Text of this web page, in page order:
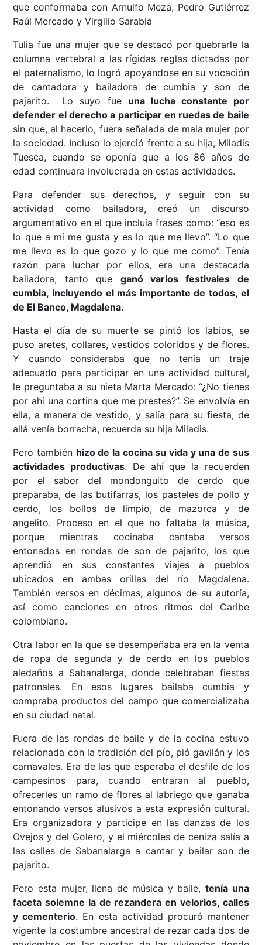
que conformaba con Arnulfo Meza, Pedro Gutiérrez
Raúl Mercado y Virgilio Sarabia
Tulia fue una mujer que se destacó por quebrarle la
columna vertebral a las rígidas reglas dictadas por
el paternalismo, lo logró apoyándose en su vocación
de cantadora y bailadora de cumbia y son de
pajarito. Lo suyo fue una lucha constante por
defender el derecho a participar en ruedas de baile
sin que, al hacerlo, fuera señalada de mala mujer por
la sociedad. Incluso lo ejerció frente a su hija, Miladis
Tuesca, cuando se oponía que a los 86 años de
edad continuara involucrada en estas actividades.
Para defender sus derechos, y seguir con su
actividad como bailadora, creó un discurso
argumentativo en el que incluía frases como: “eso es
lo que a mí me gusta y es lo que me llevo”. “Lo que
me llevo es lo que gozo y lo que me como”. Tenía
razón para luchar por ellos, era una destacada
bailadora, tanto que ganó varios festivales de
cumbia, incluyendo el más importante de todos, el
de El Banco, Magdalena.
Hasta el día de su muerte se pintó los labios, se
puso aretes, collares, vestidos coloridos y de flores.
Y cuando consideraba que no tenía un traje
adecuado para participar en una actividad cultural,
le preguntaba a su nieta Marta Mercado: “¿No tienes
por ahí una cortina que me prestes?”. Se envolvía en
ella, a manera de vestido, y salía para su fiesta, de
allá venía borracha, recuerda su hija Miladis.
Pero también hizo de la cocina su vida y una de sus
actividades productivas. De ahí que la recuerden
por el sabor del mondonguito de cerdo que
preparaba, de las butifarras, los pasteles de pollo y
cerdo, los bollos de limpio, de mazorca y de
angelito. Proceso en el que no faltaba la música,
porque mientras cocinaba cantaba versos
entonados en rondas de son de pajarito, los que
aprendió en sus constantes viajes a pueblos
ubicados en ambas orillas del río Magdalena.
También versos en décimas, algunos de su autoría,
así como canciones en otros ritmos del Caribe
colombiano.
Otra labor en la que se desempeñaba era en la venta
de ropa de segunda y de cerdo en los pueblos
aledaños a Sabanalarga, donde celebraban fiestas
patronales. En esos lugares bailaba cumbia y
compraba productos del campo que comercializaba
en su ciudad natal.
Fuera de las rondas de baile y de la cocina estuvo
relacionada con la tradición del pío, pió gavilán y los
carnavales. Era de las que esperaba el desfile de los
campesinos para, cuando entraran al pueblo,
ofrecerles un ramo de flores al labriego que ganaba
entonando versos alusivos a esta expresión cultural.
Era organizadora y participe en las danzas de los
Ovejos y del Golero, y el miércoles de ceniza salía a
las calles de Sabanalarga a cantar y bailar son de
pajarito.
Pero esta mujer, llena de música y baile,tenía una
faceta solemne la de rezandera en velorios, calles
y cementerio. En esta actividad procuró mantener
vigente la costumbre ancestral de rezar cada dos de